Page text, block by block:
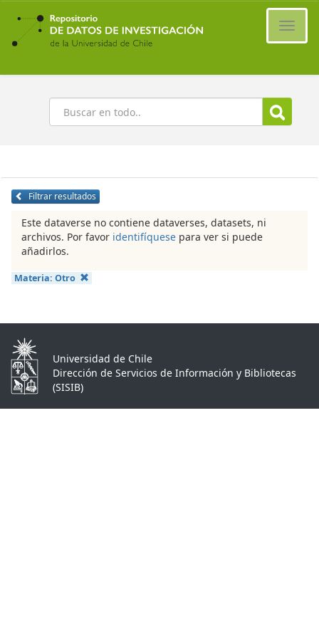
Ir
contenido
principal
Buscar
Filtrar resultados
Este dataverse no contiene dataverses, datasets, ni
archivos. Por favor identifíquese para ver si puede
añadirlos.
Materia: Otro
Universidad de Chile
Dirección de Servicios de Información y Bibliotecas
(SISIB)